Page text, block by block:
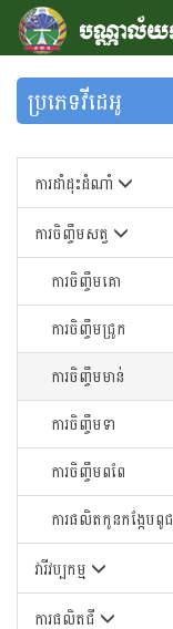
ប្រភេទវីដេអូ
ការដាំដុះដំណាំ
ការចិញ្ចឹមសត្វ
ការចិញ្ចឹមគោ
ការចិញ្ចឹមជ្រូក
ការចិញ្ចឹមមាន់
ការចិញ្ចឹមទា
ការចិញ្ចឹមពពែ
ការផលិតកូនកង្កែបពូជ
វារីវប្បកម្ម
ការផលិតជី